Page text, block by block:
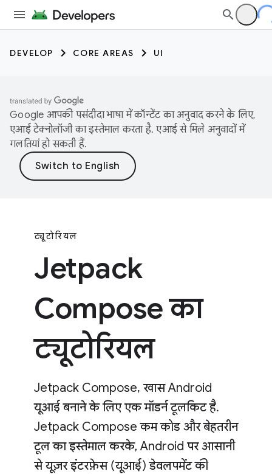
DEVELOP CORE AREAS UI
Google आपकी पसंदीदा भाषा में कॉन्टेंट का अनुवाद करने के लिए,
एआई टेक्नोलॉजी का इस्तेमाल करता है. एआई से मिले अनुवादों में
गलतियां हो सकती हैं.
ट्यूटोरियल
Jetpack
Compose का
ट्यूटोरियल
Jetpack Compose, खास Android
यूआई बनाने के लिए एक मॉडर्न टूलकिट है.
Jetpack Compose कम कोड और बेहतरीन
टूल का इस्तेमाल करके, Android पर आसानी
से यूज़र इंटरफ़ेस (यूआई) डेवलपमेंट की